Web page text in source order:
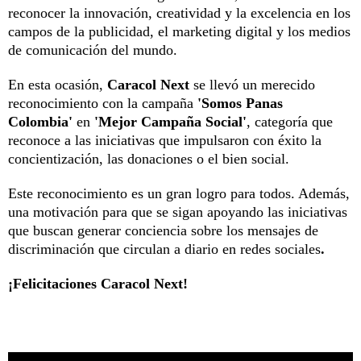
reconocer la innovación, creatividad y la excelencia en los
campos de la publicidad, el marketing digital y los medios
de comunicación del mundo.
En esta ocasión, Caracol Next se llevó un merecido
reconocimiento con la campaña 'Somos Panas
Colombia' en 'Mejor Campaña Social', categoría que
reconoce a las iniciativas que impulsaron con éxito la
concientización, las donaciones o el bien social.
Este reconocimiento es un gran logro para todos. Además,
una motivación para que se sigan apoyando las iniciativas
que buscan generar conciencia sobre los mensajes de
discriminación que circulan a diario en redes sociales.
¡Felicitaciones Caracol Next!